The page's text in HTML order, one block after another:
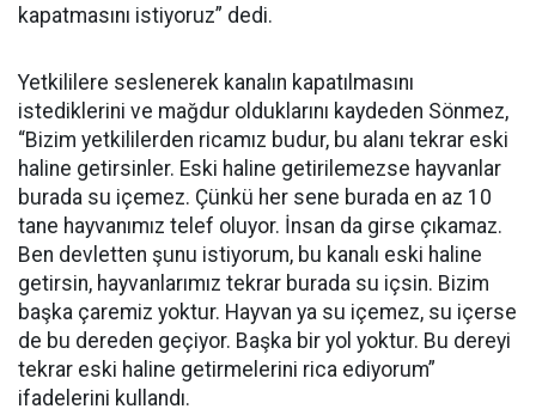
kapatmasını istiyoruz” dedi.
Yetkililere seslenerek kanalın kapatılmasını
istediklerini ve mağdur olduklarını kaydeden Sönmez,
“Bizim yetkililerden ricamız budur, bu alanı tekrar eski
haline getirsinler. Eski haline getirilemezse hayvanlar
burada su içemez. Çünkü her sene burada en az 10
tane hayvanımız telef oluyor. İnsan da girse çıkamaz.
Ben devletten şunu istiyorum, bu kanalı eski haline
getirsin, hayvanlarımız tekrar burada su içsin. Bizim
başka çaremiz yoktur. Hayvan ya su içemez, su içerse
de bu dereden geçiyor. Başka bir yol yoktur. Bu dereyi
tekrar eski haline getirmelerini rica ediyorum”
ifadelerini kullandı.